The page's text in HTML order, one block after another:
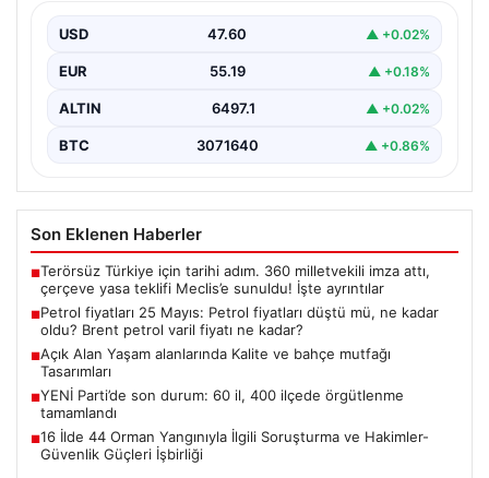
USD 47.60 ▲ +0.02%
EUR 55.19 ▲ +0.18%
ALTIN 6497.1 ▲ +0.02%
BTC 3071640 ▲ +0.86%
Son Eklenen Haberler
■Terörsüz Türkiye için tarihi adım. 360 milletvekili imza attı,
çerçeve yasa teklifi Meclis’e sunuldu! İşte ayrıntılar
■Petrol fiyatları 25 Mayıs: Petrol fiyatları düştü mü, ne kadar
oldu? Brent petrol varil fiyatı ne kadar?
■Açık Alan Yaşam alanlarında Kalite ve bahçe mutfağı
Tasarımları
■YENİ Parti’de son durum: 60 il, 400 ilçede örgütlenme
tamamlandı
■16 İlde 44 Orman Yangınıyla İlgili Soruşturma ve Hakimler-
Güvenlik Güçleri İşbirliği